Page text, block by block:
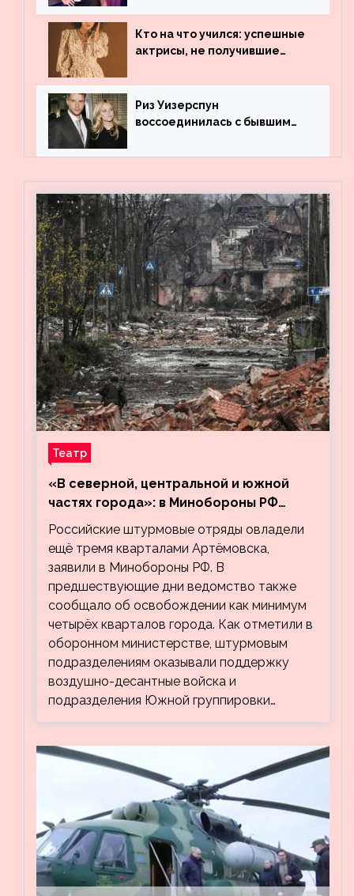
популярности и выложила
архивные фото
Кто на что учился: успешные
актрисы, не получившие
Риз Уизерспун
воссоединилась с бывшим
Театр
«В северной, центральной и южной
частях города»: в Минобороны РФ
заявили об освобождении ещё трёх
кварталов Артёмовска
Российские штурмовые отряды овладели
ещё тремя кварталами Артёмовска,
заявили в Минобороны РФ. В
предшествующие дни ведомство также
сообщало об освобождении как минимум
четырёх кварталов города. Как отметили в
оборонном министерстве, штурмовым
подразделениям оказывали поддержку
воздушно-десантные войска и
подразделения Южной группировки…